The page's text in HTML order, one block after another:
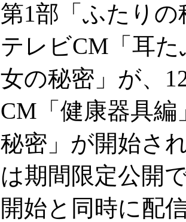
第1部「ふたり
テレビCM「耳
女の秘密」が、
CM「健康器具
秘密」が開始さ
は期間限定公開
開始と同時に配